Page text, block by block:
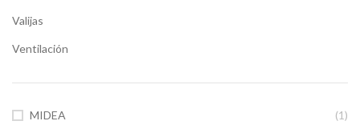
Valijas
Ventilación
MIDEA
(1)